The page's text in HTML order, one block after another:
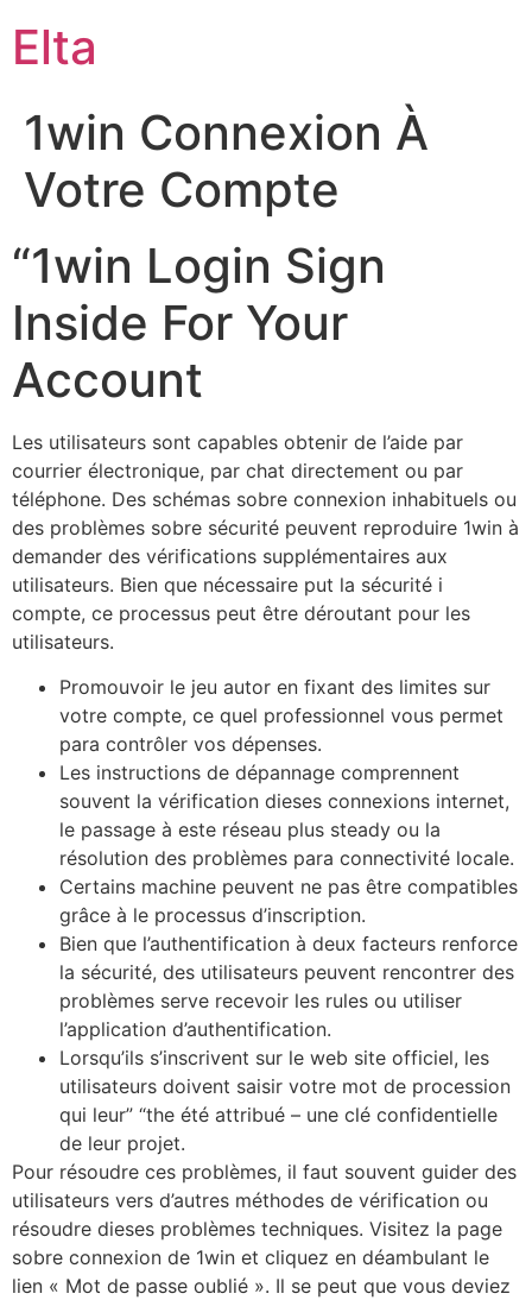
Elta
1win Connexion À
Votre Compte
“1win Login Sign
Inside For Your
Account
Les utilisateurs sont capables obtenir de l’aide par
courrier électronique, par chat directement ou par
téléphone. Des schémas sobre connexion inhabituels ou
des problèmes sobre sécurité peuvent reproduire 1win à
demander des vérifications supplémentaires aux
utilisateurs. Bien que nécessaire put la sécurité i
compte, ce processus peut être déroutant pour les
utilisateurs.
Promouvoir le jeu autor en fixant des limites sur
votre compte, ce quel professionnel vous permet
para contrôler vos dépenses.
Les instructions de dépannage comprennent
souvent la vérification dieses connexions internet,
le passage à este réseau plus steady ou la
résolution des problèmes para connectivité locale.
Certains machine peuvent ne pas être compatibles
grâce à le processus d’inscription.
Bien que l’authentification à deux facteurs renforce
la sécurité, des utilisateurs peuvent rencontrer des
problèmes serve recevoir les rules ou utiliser
l’application d’authentification.
Lorsqu’ils s’inscrivent sur le web site officiel, les
utilisateurs doivent saisir votre mot de procession
qui leur” “the été attribué – une clé confidentielle
de leur projet.
Pour résoudre ces problèmes, il faut souvent guider des
utilisateurs vers d’autres méthodes de vérification ou
résoudre dieses problèmes techniques. Visitez la page
sobre connexion de 1win et cliquez en déambulant le
lien « Mot de passe oublié ». Il se peut que vous deviez